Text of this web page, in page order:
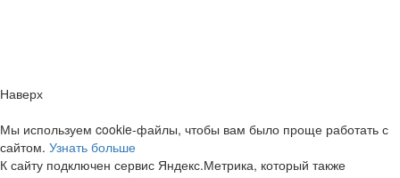
Наверх
Мы используем cookie-файлы, чтобы вам было проще работать с
сайтом. Узнать больше
К сайту подключен сервис Яндекс.Метрика, который также